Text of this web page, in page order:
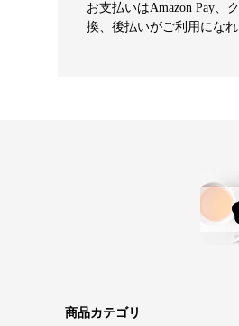
お支払いはAmazon Pay、
換、後払いがご利用になれ
商品カテゴリ